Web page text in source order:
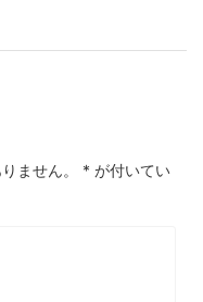
ません。 * が付いてい